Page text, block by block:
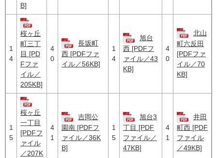
B]
1
4
桜ヶ丘
町三丁
目 [PD
Fファ
イル／
205KB]
4
0
長坂町
西 [PDFファ
イル／56KB]
1
4
旭台
西 [PDFフ
ァイル／43
KB]
4
0
北山
町六反田
[PDFファ
イル／70
KB]
1
5
桜ヶ丘
一丁目
[PDFフ
ァイル
／207K
4
1
吉岡公
園南 [PDFフ
ァイル／36K
B]
1
5
旭台3
丁目 [PDF
ファイル／
47KB]
4
1
井田
町西 [PDF
ファイル
／49KB]